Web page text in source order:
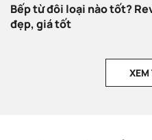
Bếp từ đôi loại nào tốt?
đẹp, giá tốt
XEM